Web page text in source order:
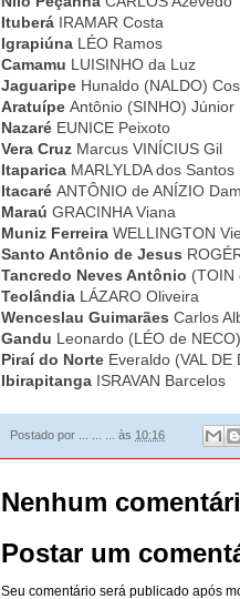
Ituberá IRAMAR Costa
Igrapiúna LÉO Ramos
Camamu LUISINHO da Luz
Jaguaripe Hunaldo (NALDO)
Aratuípe Antônio (SINHO) Júnior
Nazaré EUNICE Peixoto
Vera Cruz Marcus VINÍCIUS Gil
Itaparica MARLYLDA dos Santos
Itacaré ANTÔNIO de ANÍZIO
Maraú GRACINHA Viana
Muniz Ferreira WELLINGTON
Santo Antônio de Jesus
Tancredo Neves Antônio (TOIN
Teolândia LÁZARO Oliveira
Wenceslau Guimarães Carlos
Gandu Leonardo (LÉO de
Piraí do Norte Everaldo (VAL DE
Ibirapitanga ISRAVAN Barcelos
Postado por às 10:16
Nenhum
Postar um
Seu comentário será publicado após